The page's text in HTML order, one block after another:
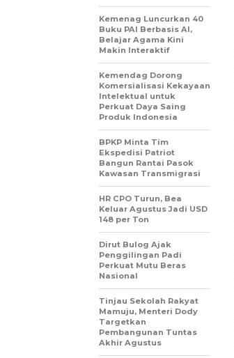
Kemenag Luncurkan 40
Buku PAI Berbasis AI,
Belajar Agama Kini
Makin Interaktif
Kemendag Dorong
Komersialisasi Kekayaan
Intelektual untuk
Perkuat Daya Saing
Produk Indonesia
BPKP Minta Tim
Ekspedisi Patriot
Bangun Rantai Pasok
Kawasan Transmigrasi
HR CPO Turun, Bea
Keluar Agustus Jadi USD
148 per Ton
Dirut Bulog Ajak
Penggilingan Padi
Perkuat Mutu Beras
Nasional
Tinjau Sekolah Rakyat
Mamuju, Menteri Dody
Targetkan
Pembangunan Tuntas
Akhir Agustus